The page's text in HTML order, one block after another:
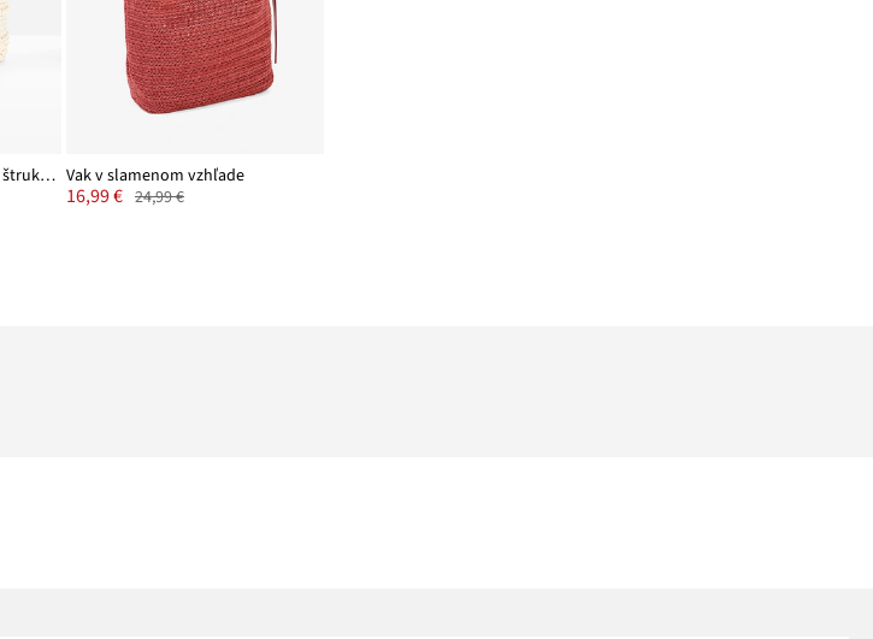
Taška Shopper, bavlnená, v štruktúrovanom vzhľade Vak v slamenom vzhľade
16,99 € 24,99 €